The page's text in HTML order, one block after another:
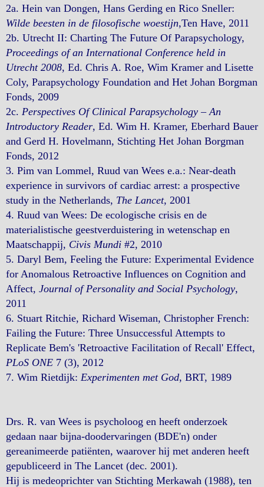
2a. Hein van Dongen, Hans Gerding en Rico Sneller:
Wilde beesten in de filosofische woestijn,Ten Have, 2011
2b. Utrecht II: Charting The Future Of Parapsychology,
Proceedings of an International Conference held in
Utrecht 2008, Ed. Chris A. Roe, Wim Kramer and Lisette
Coly, Parapsychology Foundation and Het Johan Borgman
Fonds, 2009
2c. Perspectives Of Clinical Parapsychology – An
Introductory Reader, Ed. Wim H. Kramer, Eberhard Bauer
and Gerd H. Hovelmann, Stichting Het Johan Borgman
Fonds, 2012
3. Pim van Lommel, Ruud van Wees e.a.: Near-death
experience in survivors of cardiac arrest: a prospective
study in the Netherlands, The Lancet, 2001
4. Ruud van Wees: De ecologische crisis en de
materialistische geestverduistering in wetenschap en
Maatschappij, Civis Mundi #2, 2010
5. Daryl Bem, Feeling the Future: Experimental Evidence
for Anomalous Retroactive Influences on Cognition and
Affect, Journal of Personality and Social Psychology,
2011
6. Stuart Ritchie, Richard Wiseman, Christopher French:
Failing the Future: Three Unsuccessful Attempts to
Replicate Bem's 'Retroactive Facilitation of Recall' Effect,
PLoS ONE 7 (3), 2012
7. Wim Rietdijk: Experimenten met God, BRT, 1989
Drs. R. van Wees is psycholoog en heeft onderzoek
gedaan naar bijna-doodervaringen (BDE'n) onder
gereanimeerde patiënten, waarover hij met anderen heeft
gepubliceerd in The Lancet (dec. 2001).
Hij is medeoprichter van Stichting Merkawah (1988), ten